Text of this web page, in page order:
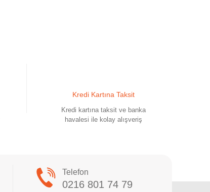
Kredi Kartına Taksit
Kredi kartına taksit ve banka
havalesi ile kolay alışveriş
Telefon
0216 801 74 79